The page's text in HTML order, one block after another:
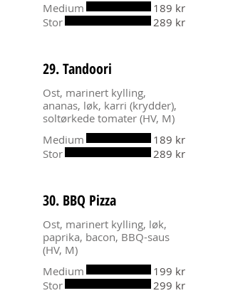
Medium
189 kr
Stor
289 kr
29. Tandoori
Ost, marinert kylling,
ananas, løk, karri (krydder),
soltørkede tomater (HV, M)
Medium
189 kr
Stor
289 kr
30. BBQ Pizza
Ost, marinert kylling, løk,
paprika, bacon, BBQ-saus
(HV, M)
Medium
199 kr
Stor
299 kr